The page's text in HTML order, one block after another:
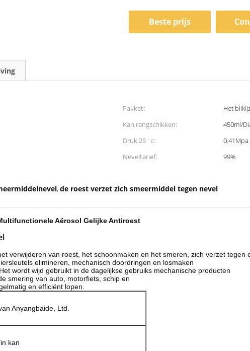
Beste prijs
Pakket:
Het
Kan rangschikken:
450ml/
Druk 25 ' c:
0.41Mpa
Neveltarief:
99%
, de roest verzet zich smeermiddel tegen nevel
Aërosol Gelijke Antiroest
verwijderen van roest, het schoonmaken en het smeren, zich verzet tegen
elimineren, mechanisch doordringen en losmaken
wordt wijd gebruikt in de dagelijkse gebruiks mechanische producten
smering van auto, motorfiets, schip en
en efficiënt lopen.
Anyangbaide, Ltd.
kan